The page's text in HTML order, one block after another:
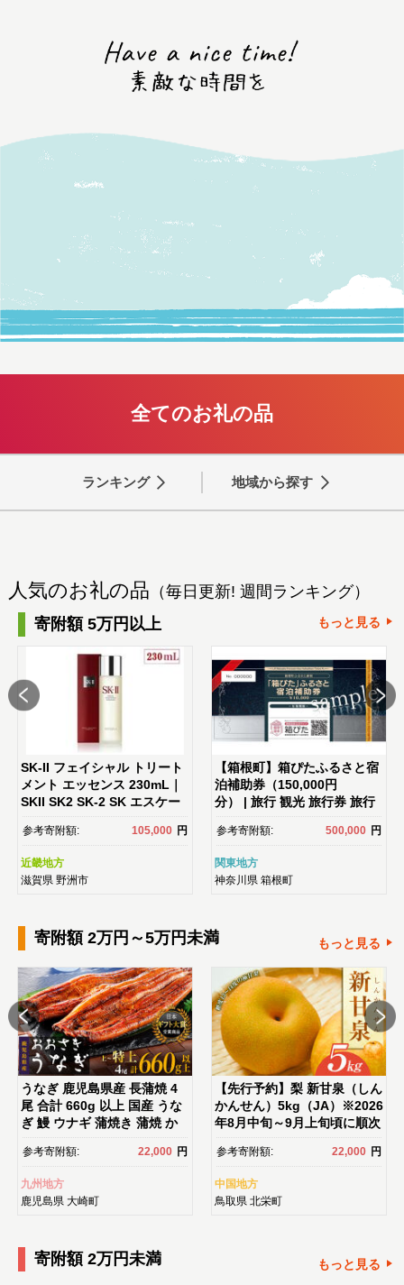
全てのお礼の品
ランキング 地域から探す
人気のお礼の品 （毎日更新! 週間ランキング）
寄附額 5万円以上
もっと見る
SK-II フェイシャル トリート
メント エッセンス 230mL｜
SKII SK2 SK-2 SK エスケー
ツー エスケーツ エスケｰ ピテ
ラ スキンケア 化粧品 ｺｽﾒ フ
ッセンス フェイシャルトリー
トメント トリートメントエッ
参考寄附額: 105,000 円
近畿地方
滋賀県 野洲市
【箱根町】箱ぴたふるさと宿
泊補助券（150,000円
分） | 旅行 観光 旅行券 旅行
クーポン クーポン 箱根町ふ
るさと納税 神奈川県ふるさと
参考寄附額: 500,000 円
関東地方
神奈川県 箱根町
寄附額 2万円～5万円未満 もっと見る
うなぎ 鹿児島県産 長蒲焼 4
尾 合計 660g 以上 国産 うな
ぎ 鰻 ウナギ 蒲焼き 蒲焼 か
ばやき 魚 魚介 魚貝 海鮮 う
な重 ひつまぶし 蒲焼 訳あ
島県 大崎町 大隅半島 鰻 うな
ぎ ウナギ 鰻 人気 ウナギ う
ぎ 【うなぎ蒲焼 国産 うな
ぎ unagi 鰻 ウナギ うなぎ蒲
参考寄附額: 22,000 円
九州地方
鹿児島県 大崎町
【先行予約】梨 新甘泉（しん
かんせん）5kg（JA）※2026
年8月中旬～9月上旬頃に順次
発送予定【梨 なし ナシ 新甘
泉 フルーツ 果物 鳥取県 北栄
参考寄附額: 22,000 円
中国地方
鳥取県 北栄町
寄附額 2万円未満 もっと見る